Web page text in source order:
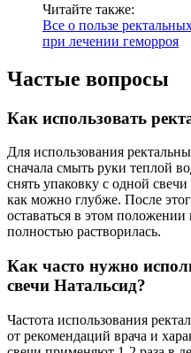
Читайте также:
Все о пользе
при лечении геморроя
Частые вопросы
Как использовать
Для использования
сначала смыть руки теплой
снять упаковку с одной
как можно глубже. После
оставаться в этом
полностью растворилась.
Как часто нужно
свечи Натальсид?
Частота использования
от рекомендаций врача и